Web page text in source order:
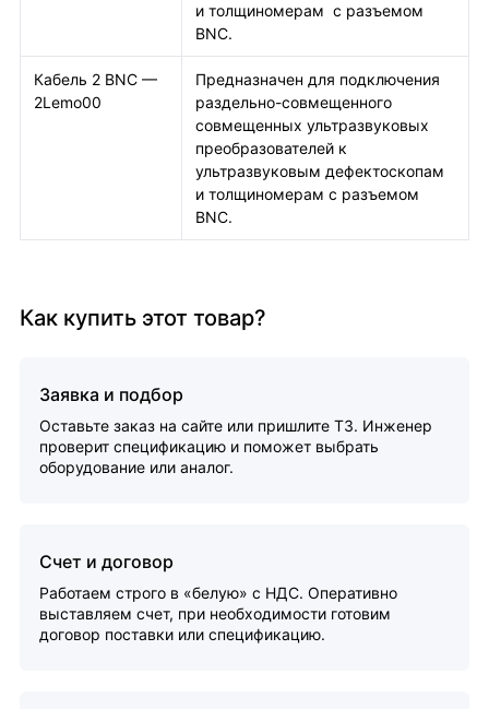
и толщиномерам с разъемом
BNC.
Кабель 2 BNC —
2Lemo00
Предназначен для подключения
раздельно-совмещенного
совмещенных ультразвуковых
преобразователей к
ультразвуковым дефектоскопам
и толщиномерам с разъемом
BNC.
Как купить этот товар?
Заявка и подбор
Оставьте заказ на сайте или пришлите ТЗ. Инженер
проверит спецификацию и поможет выбрать
оборудование или аналог.
Счет и договор
Работаем строго в «белую» с НДС. Оперативно
выставляем счет, при необходимости готовим
договор поставки или спецификацию.